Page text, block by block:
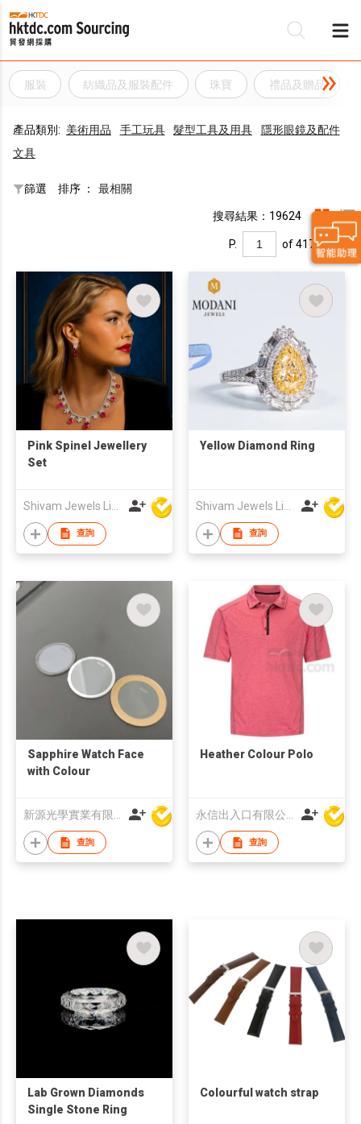
服裝 紡織品及服裝配件 珠寶 禮品及贈品
產品類別: 美術用品 手工玩具 髮型工具及用具
隱形眼鏡及配件
文具
篩選 排序 ： 最相關
搜尋結果：19624
P. of 417
Pink Spinel Jewellery
Set
查詢
Yellow Diamond Ring
查詢
Sapphire Watch Face
with Colour
查詢
Heather Colour Polo
查詢
Lab Grown Diamonds
Single Stone Ring
Colourful watch strap